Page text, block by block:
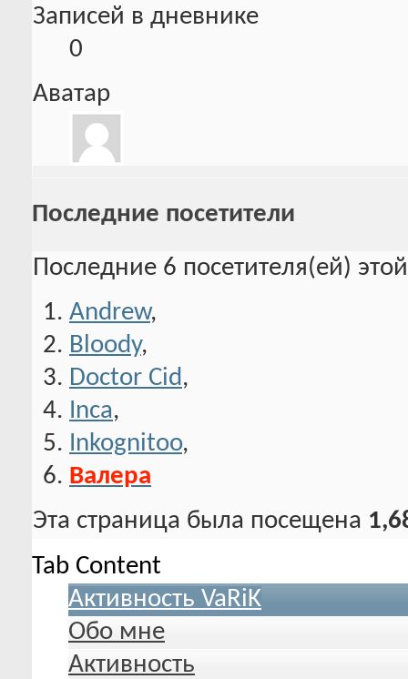
Записей в дневнике
0
Аватар
Последние посетители
Последние 6 посетителя(ей)
Andrew,
Bloody,
Doctor Cid,
Inca,
Inkognitoo,
Валера
Эта страница была посещена
Tab Content
Активность VaRiK
Обо мне
Активность